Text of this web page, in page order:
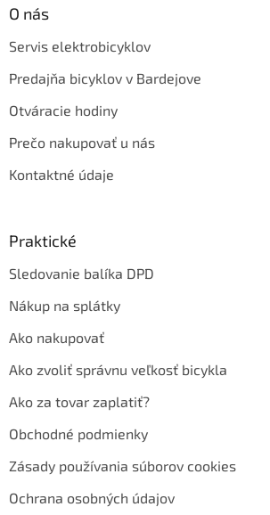
O nás
Servis elektrobicyklov
Predajňa bicyklov v Bardejove
Otváracie hodiny
Prečo nakupovať u nás
Kontaktné údaje
Praktické
Sledovanie balíka DPD
Nákup na splátky
Ako nakupovať
Ako zvoliť správnu veľkosť bicykla
Ako za tovar zaplatiť?
Obchodné podmienky
Zásady používania súborov cookies
Ochrana osobných údajov